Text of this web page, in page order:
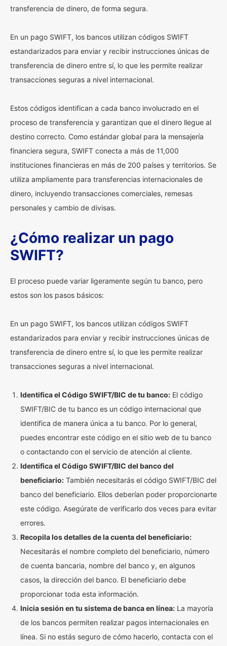
transferencia de dinero, de forma segura.
En un pago SWIFT, los bancos utilizan códigos SWIFT
estandarizados para enviar y recibir instrucciones únicas de
transferencia de dinero entre sí, lo que les permite realizar
transacciones seguras a nivel internacional.
Estos códigos identifican a cada banco involucrado en el
proceso de transferencia y garantizan que el dinero llegue al
destino correcto. Como estándar global para la mensajería
financiera segura, SWIFT conecta a más de 11,000
instituciones financieras en más de 200 países y territorios. Se
utiliza ampliamente para transferencias internacionales de
dinero, incluyendo transacciones comerciales, remesas
personales y cambio de divisas.
¿Cómo realizar un pago
SWIFT?
El proceso puede variar ligeramente según tu banco, pero
estos son los pasos básicos:
En un pago SWIFT, los bancos utilizan códigos SWIFT
estandarizados para enviar y recibir instrucciones únicas de
transferencia de dinero entre sí, lo que les permite realizar
transacciones seguras a nivel internacional.
Identifica el Código SWIFT/BIC de tu banco: El código
SWIFT/BIC de tu banco es un código internacional que
identifica de manera única a tu banco. Por lo general,
puedes encontrar este código en el sitio web de tu banco
o contactando con el servicio de atención al cliente.
Identifica el Código SWIFT/BIC del banco del
beneficiario: También necesitarás el código SWIFT/BIC del
banco del beneficiario. Ellos deberían poder proporcionarte
este código. Asegúrate de verificarlo dos veces para evitar
errores.
Recopila los detalles de la cuenta del beneficiario:
Necesitarás el nombre completo del beneficiario, número
de cuenta bancaria, nombre del banco y, en algunos
casos, la dirección del banco. El beneficiario debe
proporcionar toda esta información.
Inicia sesión en tu sistema de banca en línea: La mayoría
de los bancos permiten realizar pagos internacionales en
línea. Si no estás seguro de cómo hacerlo, contacta con el